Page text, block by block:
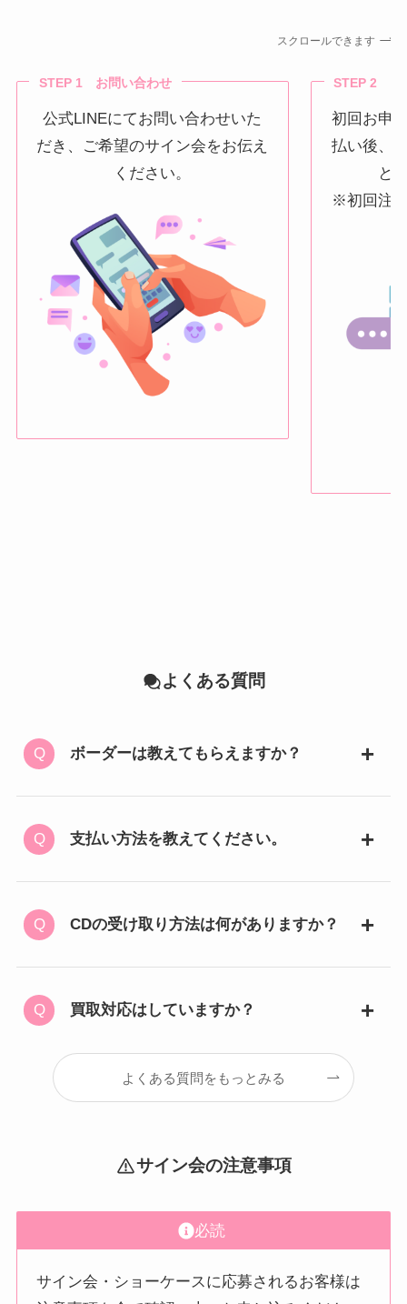
スクロールできます
STEP 1 お問い合わせ
公式LINEにてお問い合わせいた
だき、ご希望のサイン会をお伝え
ください。
STEP 2 ご
初回お申
払い後、
と
※初回注
よくある質問
ボーダーは教えてもらえますか？
支払い方法を教えてください。
CDの受け取り方法は何がありますか？
買取対応はしていますか？
よくある質問をもっとみる
サイン会の注意事項
必読
サイン会・ショーケースに応募されるお客様は